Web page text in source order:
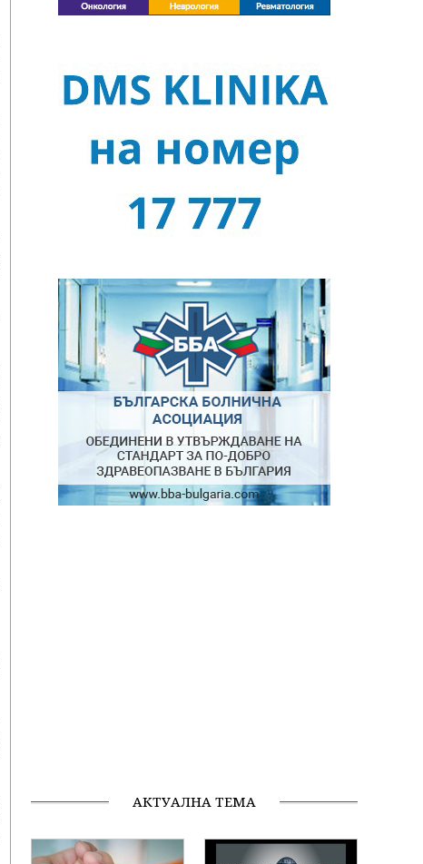
АКТУАЛНА ТЕМА